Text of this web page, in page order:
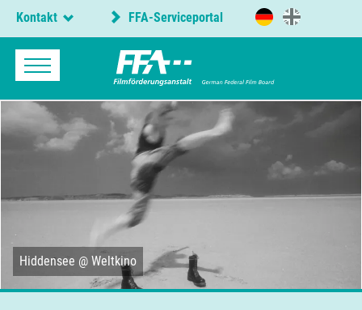
Kontakt FFA-Serviceportal
Hiddensee @ Weltkino